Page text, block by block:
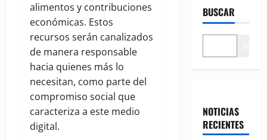
alimentos y contribuciones
económicas. Estos
recursos serán canalizados
de manera responsable
hacia quienes más lo
necesitan, como parte del
compromiso social que
caracteriza a este medio
digital.
BUSCAR
NOTICIAS
RECIENTES